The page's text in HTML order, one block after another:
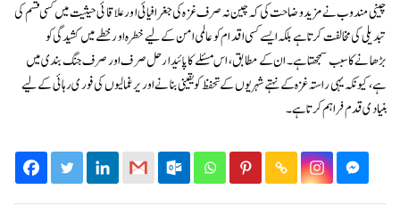
چینی مندوب نے مزید وضاحت کی کہ چین نہ صرف غزہ کی جغرافیائی اور علاقائی حیثیت میں کسی قسم کی
تبدیلی کی مخالفت کرتا ہے بلکہ ایسے کسی اقدام کو عالمی امن کے لیے خطرہ اور خطے میں کشیدگی کو
بڑھانے کا سبب سمجھتا ہے۔ ان کے مطابق، اس مسئلے کا پائیدار حل صرف اور صرف جنگ بندی میں
ہے، کیونکہ یہی راستہ غزہ کے نہتے شہریوں کے تحفظ کو یقینی بنانے اور یرغمالیوں کی فوری رہائی کے لیے
بنیادی قدم فراہم کرتا ہے۔